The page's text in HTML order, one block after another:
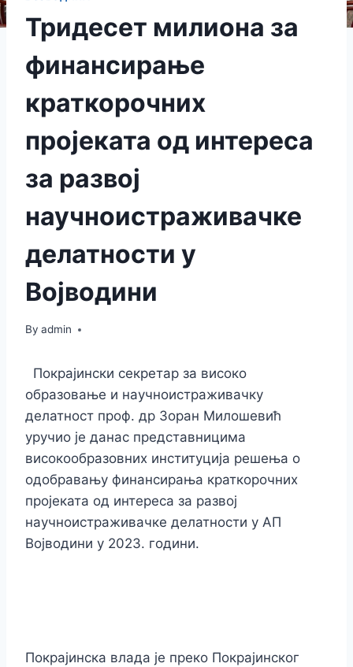
Тридесет милиона за
финансирање
краткорочних
пројеката од интереса
за развој
научноистраживачке
делатности у
Војводини
By admin
Покрајински секретар за високо
образовање и научноистраживачку
делатност проф. др Зоран Милошевић
уручио је данас представницима
високообразовних институција решења о
одобравању финансирања краткорочних
пројеката од интереса за развој
научноистраживачке делатности у АП
Војводини у 2023. години.
Покрајинска влада је преко Покрајинског